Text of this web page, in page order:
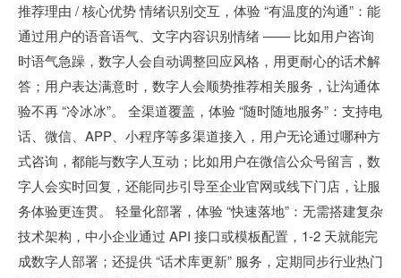
推荐理由 / 核心优势 情绪识别交互，体验 “有温度的沟通”：能
通过用户的语音语气、文字内容识别情绪 —— 比如用户咨询
时语气急躁，数字人会自动调整回应风格，用更耐心的话术解
答；用户表达满意时，数字人会顺势推荐相关服务，让沟通体
验不再 “冷冰冰”。 全渠道覆盖，体验 “随时随地服务”：支持电
话、微信、APP、小程序等多渠道接入，用户无论通过哪种方
式咨询，都能与数字人互动；比如用户在微信公众号留言，数
字人会实时回复，还能同步引导至企业官网或线下门店，让服
务体验更连贯。 轻量化部署，体验 “快速落地”：无需搭建复杂
技术架构，中小企业通过 API 接口或模板配置，1-2 天就能完
成数字人部署；还提供 “话术库更新” 服务，定期同步行业热门